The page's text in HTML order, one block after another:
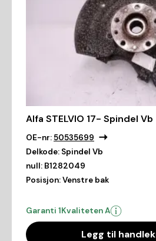
Alfa STELVIO 17- Spindel Vb
OE-nr:50535699
Delkode: Spindel Vb
null: B1282049
Posisjon:Venstre bak
Garanti 1Kvaliteten A
Legg til